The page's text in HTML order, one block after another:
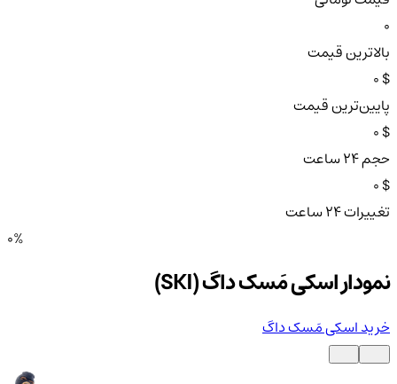
بالاترین قیمت
$ 0
پایین‌ترین قیمت
$ 0
حجم ۲۴ ساعت
$ 0
تغییرات ۲۴ ساعت
0%
نمودار اسکی مَسک داگ (SKI)
خرید اسکی مَسک داگ